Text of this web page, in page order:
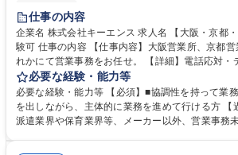
土日祝休み
仕事の内容
企業名 株式会社キーエンス 求人名 【大阪・京都・滋賀】営業事務 ※未経
験可 仕事の内容 【仕事内容】大阪営業所、京都営業所、滋賀営業所いず
れかにて営業事務をお任せ。 【詳細】電話応対・
の作成・カタログ送付・来客対応・営業所内で発
善をお任せ。 【教育制度】ご入社後、育成担当とペアになりながらOJTに
て業務を覚えていただくことが可能です。業務シ
れているため、スムーズに仕事に慣れることがで
必要な経験・能力等
必要な経験・能力等 【必須】■協調性を持って業
を出しながら、主体的に業務を進めて行ける方 【
派遣業界や保育業界等、メーカー以外、営業事務